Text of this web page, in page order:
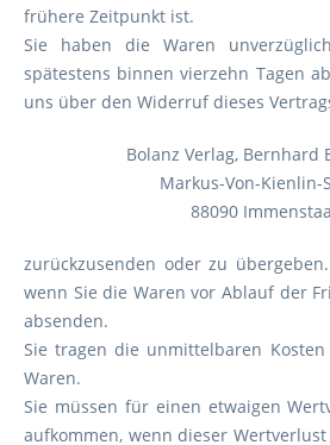
frühere Zeitpunkt ist.
Sie haben die Waren
spätestens binnen vierzehn Tagen
uns über den Widerruf dieses
Bolanz Verlag, Bernhard
Markus-Von-Kienlin-
88090
zurückzusenden oder zu
wenn Sie die Waren vor Ablauf der
absenden.
Sie tragen die unmittelbaren
Waren.
Sie müssen für einen etwaigen
aufkommen, wenn dieser